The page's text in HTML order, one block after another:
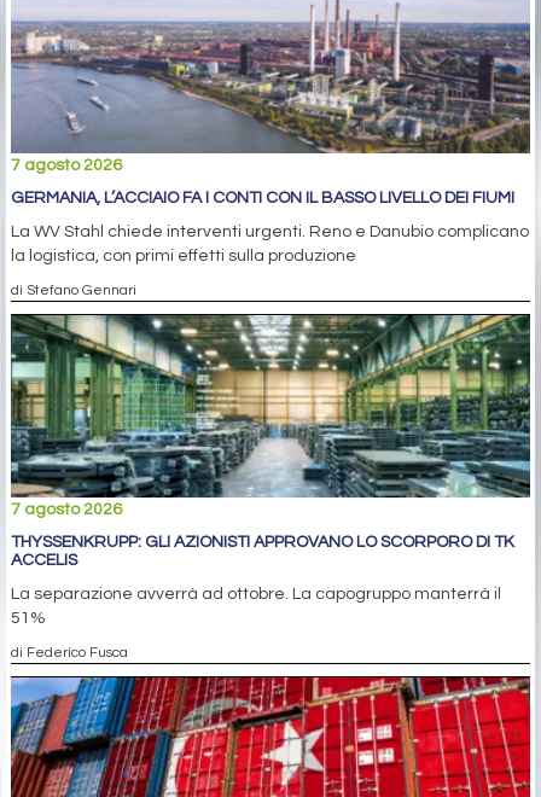
7 agosto 2026
GERMANIA, L’ACCIAIO FA I CONTI CON IL BASSO LIVELLO DEI FIUMI
La WV Stahl chiede interventi urgenti. Reno e Danubio complicano
la logistica, con primi effetti sulla produzione
di Stefano Gennari
7 agosto 2026
THYSSENKRUPP: GLI AZIONISTI APPROVANO LO SCORPORO DI TK
ACCELIS
La separazione avverrà ad ottobre. La capogruppo manterrà il
51%
di Federico Fusca